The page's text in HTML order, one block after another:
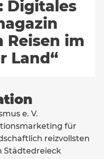
Digitales
Reisen im
Land“
e. V.
für
reizvollsten
Städtedreieck